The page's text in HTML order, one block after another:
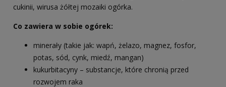
cukinii, wirusa żółtej mozaiki ogórka.
Co zawiera w sobie ogórek:
minerały (takie jak: wapń, żelazo, magnez, fosfor,
potas, sód, cynk, miedź, mangan)
kukurbitacyny – substancje, które chronią przed
rozwojem raka